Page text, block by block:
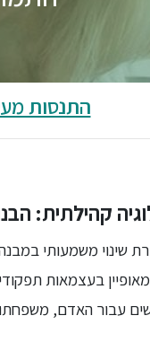
התנסות
שינוי משמעותי
בעצמאות
עבור האדם, משפחתו